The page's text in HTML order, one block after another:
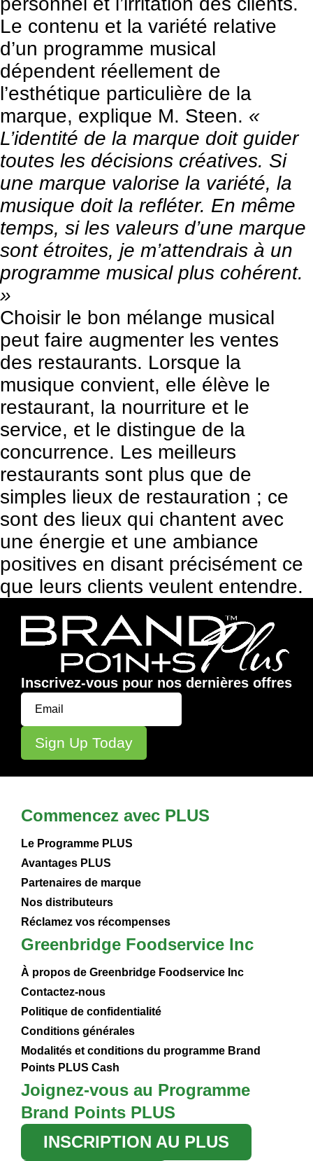
Le contenu et la variété relative
d’un programme musical
dépendent réellement de
l’esthétique particulière de la
marque, explique M. Steen. «
L’identité de la marque doit guider
toutes les décisions créatives. Si
une marque valorise la variété, la
musique doit la refléter. En même
temps, si les valeurs d’une marque
sont étroites, je m’attendrais à un
programme musical plus cohérent.
»
Choisir le bon mélange musical
peut faire augmenter les ventes
des restaurants. Lorsque la
musique convient, elle élève le
restaurant, la nourriture et le
service, et le distingue de la
concurrence. Les meilleurs
restaurants sont plus que de
simples lieux de restauration ; ce
sont des lieux qui chantent avec
une énergie et une ambiance
positives en disant précisément ce
que leurs clients veulent entendre.
Inscrivez-vous pour nos dernières offres
Commencez avec PLUS
Le Programme PLUS
Avantages PLUS
Partenaires de marque
Nos distributeurs
Réclamez vos récompenses
Greenbridge Foodservice Inc
À propos de Greenbridge Foodservice Inc
Contactez-nous
Politique de confidentialité
Conditions générales
Modalités et conditions du programme Brand
Points PLUS Cash
Joignez-vous au Programme
Brand Points PLUS
INSCRIPTION AU PLUS